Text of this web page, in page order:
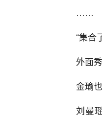
……
“集合
外面
金瑜
刘曼